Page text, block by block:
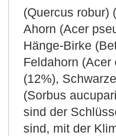
(Quercus robur)
Ahorn (Acer
Hänge-Birke
Feldahorn
(12%),
(Sorbus
sind der
sind, mit der